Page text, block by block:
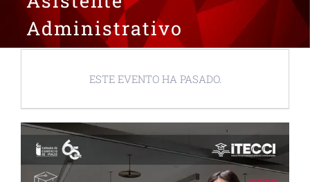
Administrativo
ESTE EVENTO HA PASADO.